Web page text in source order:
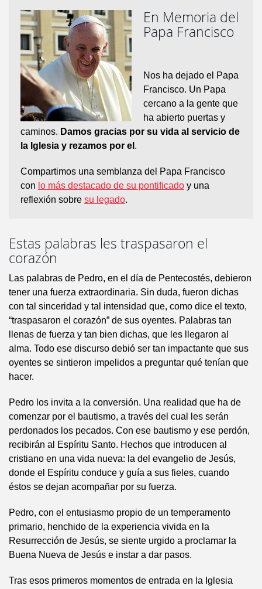
En Memoria del
Papa Francisco
Nos ha dejado el Papa
Francisco. Un Papa
cercano a la gente que
ha abierto puertas y
caminos. Damos gracias por su vida al servicio de
la Iglesia y rezamos por el .
Compartimos una semblanza del Papa Francisco
con lo más destacado de su pontificado y una
reflexión sobre su legado.
Estas palabras les traspasaron el
corazón
Las palabras de Pedro, en el día de Pentecostés, debieron
tener una fuerza extraordinaria. Sin duda, fueron dichas
con tal sinceridad y tal intensidad que, como dice el texto,
“traspasaron el corazón” de sus oyentes. Palabras tan
llenas de fuerza y tan bien dichas, que les llegaron al
alma. Todo ese discurso debió ser tan impactante que sus
oyentes se sintieron impelidos a preguntar qué tenían que
hacer.
Pedro los invita a la conversión. Una realidad que ha de
comenzar por el bautismo, a través del cual les serán
perdonados los pecados. Con ese bautismo y ese perdón,
recibirán al Espíritu Santo. Hechos que introducen al
cristiano en una vida nueva: la del evangelio de Jesús,
donde el Espíritu conduce y guía a sus fieles, cuando
éstos se dejan acompañar por su fuerza.
Pedro, con el entusiasmo propio de un temperamento
primario, henchido de la experiencia vivida en la
Resurrección de Jesús, se siente urgido a proclamar la
Buena Nueva de Jesús e instar a dar pasos.
Tras esos primeros momentos de entrada en la Iglesia